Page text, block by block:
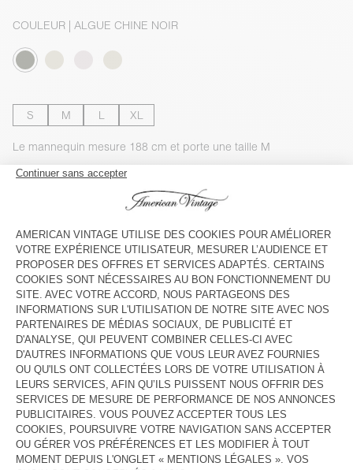
COULEUR | ALGUE CHINE NOIR
S M L XL
Le mannequin mesure 188 cm et porte une taille M
GUIDE DES TAILLES
entre le mercredi 12 août et le vendredi 14
août
AJOUTER AU PANIER
VOIR LE LOOK
DESCRIPTION
TAILLE ET COUPE
COMPOSITION